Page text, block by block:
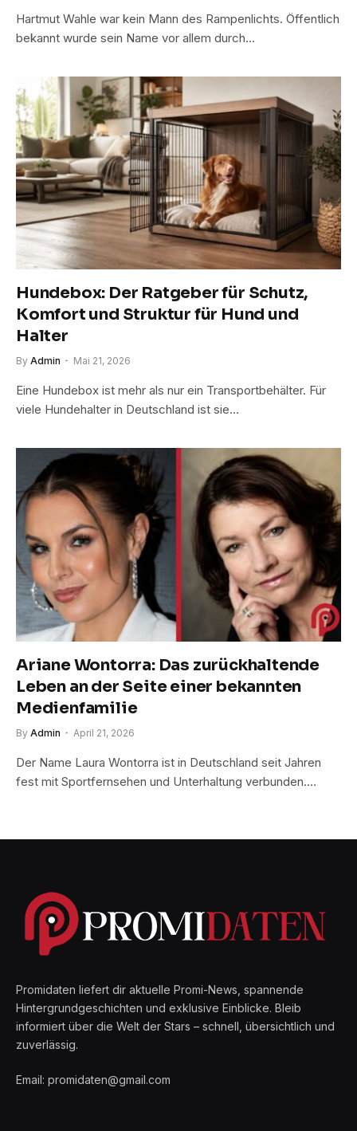
Hartmut Wahle war kein Mann des Rampenlichts. Öffentlich
bekannt wurde sein Name vor allem durch…
Hundebox: Der Ratgeber für Schutz,
Komfort und Struktur für Hund und
Halter
By Admin Mai 21, 2026
Eine Hundebox ist mehr als nur ein Transportbehälter. Für
viele Hundehalter in Deutschland ist sie…
Ariane Wontorra: Das zurückhaltende
Leben an der Seite einer bekannten
Medienfamilie
By Admin April 21, 2026
Der Name Laura Wontorra ist in Deutschland seit Jahren
fest mit Sportfernsehen und Unterhaltung verbunden.…
Promidaten liefert dir aktuelle Promi-News, spannende
Hintergrundgeschichten und exklusive Einblicke. Bleib
informiert über die Welt der Stars – schnell, übersichtlich und
zuverlässig.
Email: promidaten@gmail.com